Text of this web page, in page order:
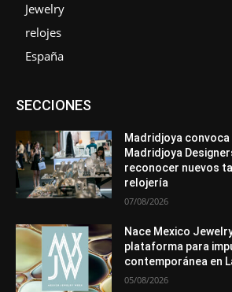
Jewelry
relojes
España
SECCIONESAsociaciones
Entrevistas
Mundo Técnico
Novedades
Premios
Secciones
Madridjoya
Madridjoya
reconocer nuevos
relojería
07/08/2026
Nace Mexico
plataforma para
contemporánea en
05/08/2026